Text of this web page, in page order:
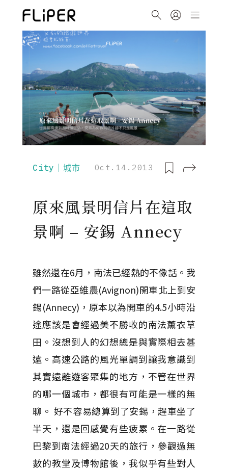
City｜城市 Oct.14.2013
原來風景明信片在這取
景啊 – 安錫 Annecy
雖然還在6月，南法已經熱的不像話。我
們一路從亞維農(Avignon)開車北上到安
錫(Annecy)，原本以為開車的4.5小時沿
途應該是會經過美不勝收的南法薰衣草
田。沒想到人的幻想總是與實際相去甚
遠。高速公路的風光單調到讓我意識到
其實遠離遊客聚集的地方，不管在世界
的哪一個城市，都很有可能是一樣的無
聊。 好不容易總算到了安錫，趕車坐了
半天，還是回感覺有些疲累。在一路從
巴黎到南法經過20天的旅行，參觀過無
數的教堂及博物館後，我似乎有些對人